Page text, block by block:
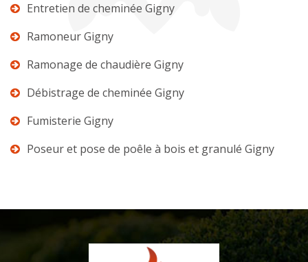
Entretien de cheminée Gigny
Ramoneur Gigny
Ramonage de chaudière Gigny
Débistrage de cheminée Gigny
Fumisterie Gigny
Poseur et pose de poêle à bois et granulé Gigny